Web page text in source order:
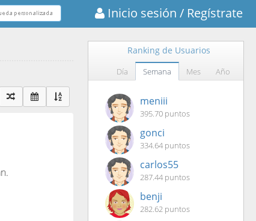
Inicio sesión / Regístrate
Ranking de Usuarios
Día Semana Mes Año
meniii
395.70 puntos
gonci
334.64 puntos
carlos55
287.44 puntos
benji
282.62 puntos